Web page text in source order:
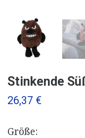
Stinkende
26,37 €
Größe: